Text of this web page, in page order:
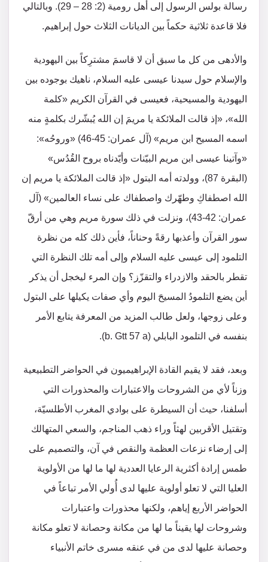
رسالة بولس الرسول إلى أهل رومية (2: 28 – 29). وبالتالي
فلا قاعدة ثلاثية حكماً بين الديانات الثلاث حول إبراهيم.
والأدهى من كل ما سبق أن لا قاسمَ مشترِكاً بين اليهودية
والإسلام حول سيدنا عيسى عليه السلام، ناهيك بوجوده بين
اليهودية والمسيحية، فعيسى في القرآن الكريم «كلمة
الله»، «إذ قالت الملائكة يا مريمَ إن الله يُبشّرك بكلمةٍ منه
اسمه المسيح ابن مريم» (آل عمران: 45-46) «وروحُه»:
«وآتينا عيسى ابن مريم البيّنات وأيّدناه بروح القُدُس»
(البقرة 87)، وولدته أمه البتول «إذ قالت الملائكة يا مريم إن
الله اصطفاكِ وطهّرك واصطفاك على نساء العالمين» (آل
عمران: 42-43)، ونزلت في ذلك سورة مريم وهي من أرقّ
سور القرآن وأعذبها رقةً وحناناً، فأين ذلك كله من نظرة
التلمود إلى عيسى عليه السلام وإلى أمه تلك النظرة التي
تقطر بالحقد والازدراء والتقزّز؟ وإن المرء ليخجل أن يذكر
أين يضع التلمودُ المسيحَ اليوم وأي صفات يكيلها على البتول
وعلى زوجها، ولعل طالب المزيد من المعرفة يتابع الأمر
بنفسه في التلمود البابلي (b. Gtt 57 a).
وبعد، فقد لا يقيم القادة الإبراهيميون في الحواضر التطبيعية
وزناً لأي من الشروحات والاعتبارات والمحذورات التي
أسلفنا، حيث أن السيطرة على بوادي المغرب الأطلسيّة،
وتقتيل الأقربين لهثاً وراء ذهب المناجم، والسعي المتهالك
إلى إرضاء نزعات العظمة والنقص في آن، والتصميم على
طمس إرادة أكثرية الرعايا العددية لها ما لها من الأولوية
العليا التي لا تعلو أولوية عليها لدى أُولي الأمر تباعاً في
الحواضر الأربع إياهم، ولكنها محذورات واعتبارات
وشروحات لها يقيناً ما لها من مكانة وحصانة لا تعلو مكانة
وحصانة عليها لدى من في عنقه مسرى خاتم الأنبياء